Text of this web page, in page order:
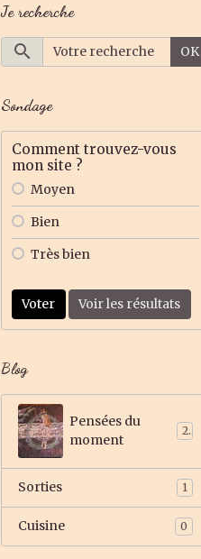
Je recherche
OK
Sondage
Comment trouvez-vous
mon site ?
Moyen
Bien
Très bien
Voter Voir les résultats
Blog
Pensées du
moment
2
Sorties 1
Cuisine 0